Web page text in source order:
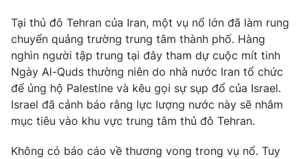
Email:toasoan@vtv.vn
Liên hệ quảng cáo:024-7300.7108
Tại thủ đô Tehran của Iran, một vụ nổ lớn đã làm rung
chuyển quảng trường trung tâm thành phố. Hàng
nghìn người tập trung tại đây tham dự cuộc mít tinh
Ngày Al-Quds thường niên do nhà nước Iran tổ chức
để ủng hộ Palestine và kêu gọi sự sụp đổ của Israel.
Israel đã cảnh báo rằng lực lượng nước này sẽ nhắm
mục tiêu vào khu vực trung tâm thủ đô Tehran.
Không có báo cáo về thương vong trong vụ nổ. Tuy